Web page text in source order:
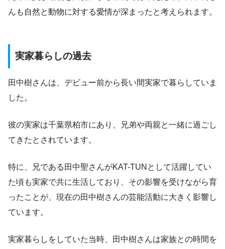
んも自然と動物に対する愛情が深まったと考えられます。
実家暮らしの過去
田中樹さんは、デビュー前から長い間実家で暮らしていま
した。
彼の実家は千葉県柏市にあり、兄弟や両親と一緒に過ごし
てきたとされています。
特に、兄である田中聖さんがKAT-TUNとして活躍してい
た頃も実家で共に生活しており、その影響を受けながら育
ったことが、現在の田中樹さんの芸能活動に大きく影響し
ています。
実家暮らしをしていた当時、田中樹さんは家族との時間を